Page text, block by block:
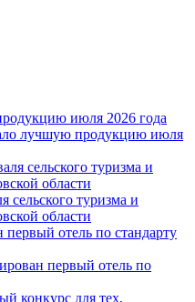
лучшую продукцию июля
сельского туризма и
области
первый отель по
конкурс для тех,